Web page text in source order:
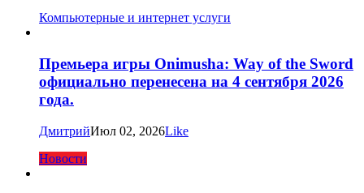
Компьютерные и интернет услуги
Премьера игры Onimusha: Way of the Sword
официально перенесена на 4 сентября 2026
года.
ДмитрийИюл 02, 2026Like
Новости